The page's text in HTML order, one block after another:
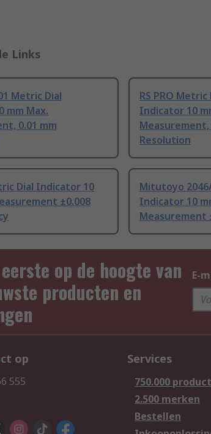
Links
Metric Dial
mm Max.
0.01 mm
RS PRO
Indicator 10
Measurement,
Resolution
Dial Indicator 10
±0.008
Mitutoyo
Indicator 10
Measurement
op de hoogte van
producten en
E-
op
555
Services
750.000
2.500 merken
Bestellen